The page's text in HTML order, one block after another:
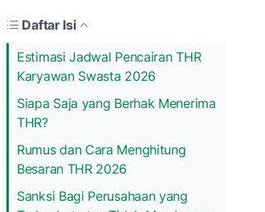
Daftar Isi
Estimasi Jadwal Pencairan THR
Karyawan Swasta 2026
Siapa Saja yang Berhak Menerima
THR?
Rumus dan Cara Menghitung
Besaran THR 2026
Sanksi Bagi Perusahaan yang